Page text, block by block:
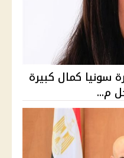
سونيا كمال كبيرة
م...